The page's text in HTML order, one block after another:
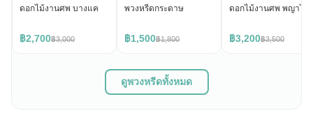
ดอกไม้งานศพ บางแค
฿2,700฿3,000
พวงหรีดกระดาษ
฿1,500฿1,800
ดอกไม้งานศพ พญาไท
฿3,200฿3,500
ดูพวงหรีดทั้งหมด